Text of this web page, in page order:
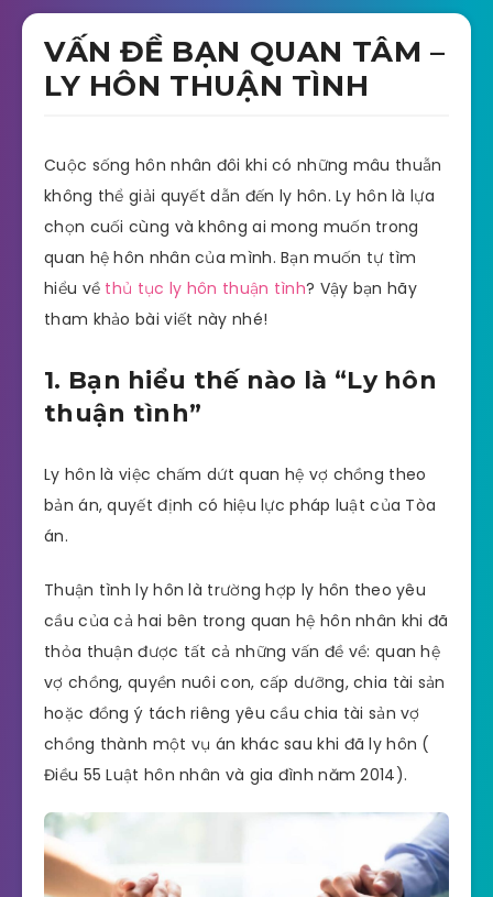
VẤN ĐỀ BẠN QUAN TÂM –
LY HÔN THUẬN TÌNH
Cuộc sống hôn nhân đôi khi có những mâu thuẫn
không thể giải quyết dẫn đến ly hôn. Ly hôn là lựa
chọn cuối cùng và không ai mong muốn trong
quan hệ hôn nhân của mình. Bạn muốn tự tìm
hiểu về thủ tục ly hôn thuận tình? Vậy bạn hãy
tham khảo bài viết này nhé!
1. Bạn hiểu thế nào là “Ly hôn
thuận tình”
Ly hôn là việc chấm dứt quan hệ vợ chồng theo
bản án, quyết định có hiệu lực pháp luật của Tòa
án.
Thuận tình ly hôn là trường hợp ly hôn theo yêu
cầu của cả hai bên trong quan hệ hôn nhân khi đã
thỏa thuận được tất cả những vấn đề về: quan hệ
vợ chồng, quyền nuôi con, cấp dưỡng, chia tài sản
hoặc đồng ý tách riêng yêu cầu chia tài sản vợ
chồng thành một vụ án khác sau khi đã ly hôn (
Điều 55 Luật hôn nhân và gia đình năm 2014).